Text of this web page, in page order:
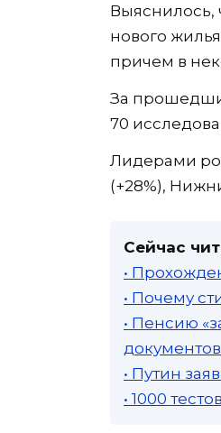
Выяснилось,
нового
причем в
За
70
Лидерами
(+28%),
Сейчас
•
• Почему
• Пенсию
документов
• Путин
• 1000